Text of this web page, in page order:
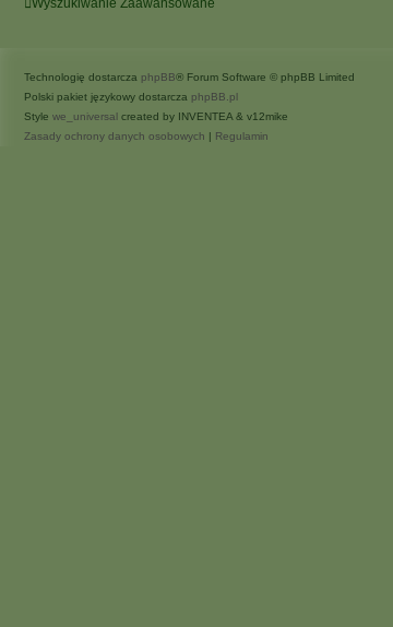
Wyszukiwanie Zaawansowane
Technologię dostarcza phpBB® Forum Software © phpBB Limited
Polski pakiet językowy dostarcza phpBB.pl
Style we_universal created by INVENTEA & v12mike
Zasady ochrony danych osobowych | Regulamin